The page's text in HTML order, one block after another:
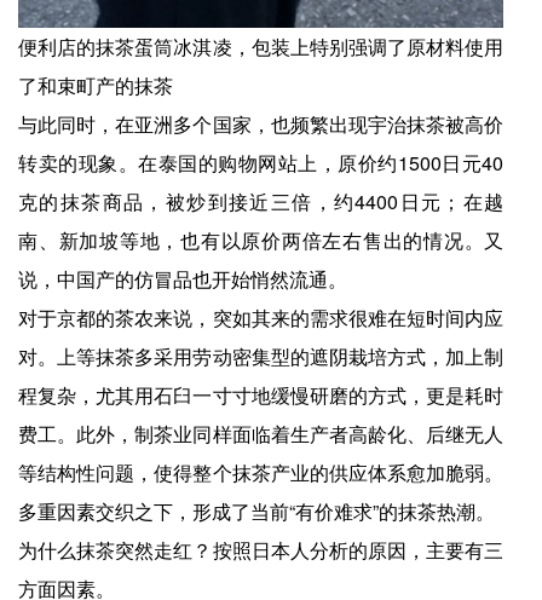
便利店的抹茶蛋筒冰淇凌，包装上特别强调了原材料使用
了和束町产的抹茶
与此同时，在亚洲多个国家，也频繁出现宇治抹茶被高价
转卖的现象。在泰国的购物网站上，原价约1500日元40
克的抹茶商品，被炒到接近三倍，约4400日元；在越
南、新加坡等地，也有以原价两倍左右售出的情况。又
说，中国产的仿冒品也开始悄然流通。
对于京都的茶农来说，突如其来的需求很难在短时间内应
对。上等抹茶多采用劳动密集型的遮阴栽培方式，加上制
程复杂，尤其用石臼一寸寸地缓慢研磨的方式，更是耗时
费工。此外，制茶业同样面临着生产者高龄化、后继无人
等结构性问题，使得整个抹茶产业的供应体系愈加脆弱。
多重因素交织之下，形成了当前“有价难求”的抹茶热潮。
为什么抹茶突然走红？按照日本人分析的原因，主要有三
方面因素。